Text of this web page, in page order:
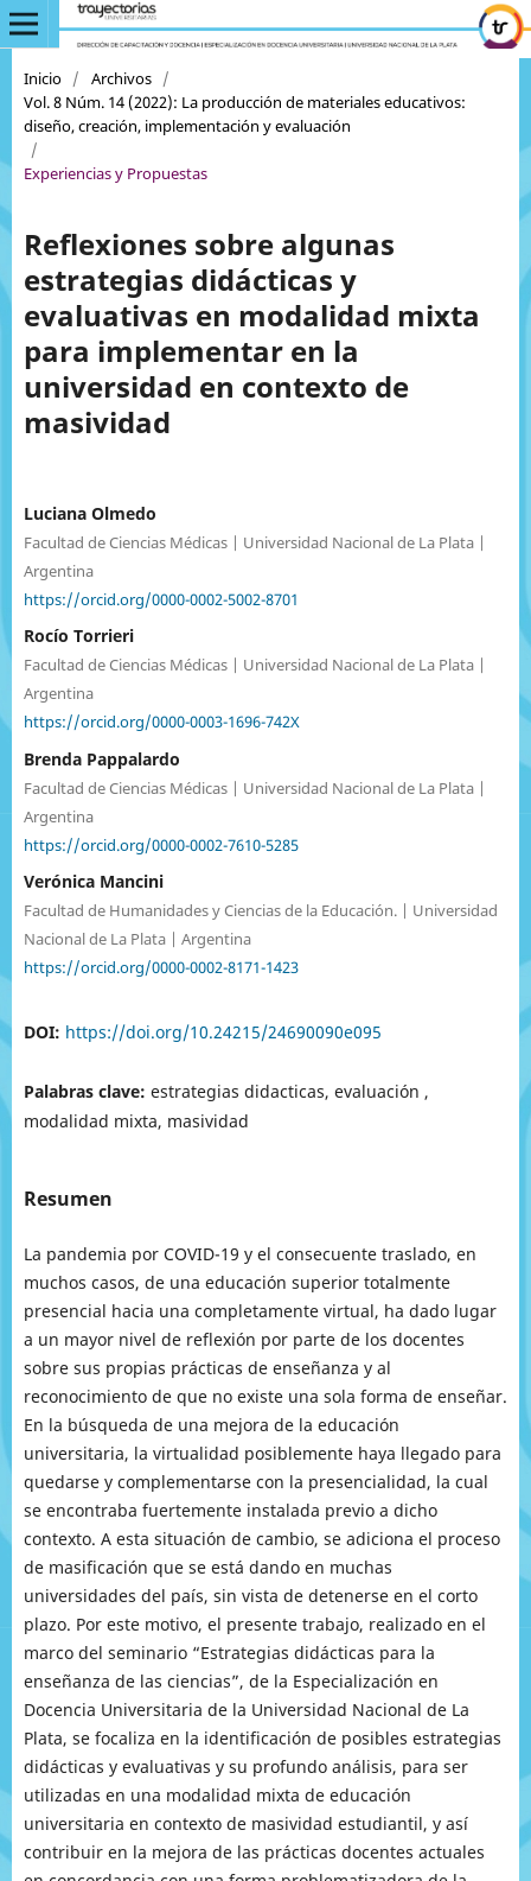
Inicio / Archivos /
Vol. 8 Núm. 14 (2022): La producción de materiales educativos:
diseño, creación, implementación y evaluación
/
Experiencias y Propuestas
Reflexiones sobre algunas
estrategias didácticas y
evaluativas en modalidad mixta
para implementar en la
universidad en contexto de
masividad
Luciana Olmedo
Facultad de Ciencias Médicas | Universidad Nacional de La Plata |
Argentina
https://orcid.org/0000-0002-5002-8701
Rocío Torrieri
Facultad de Ciencias Médicas | Universidad Nacional de La Plata |
Argentina
https://orcid.org/0000-0003-1696-742X
Brenda Pappalardo
Facultad de Ciencias Médicas | Universidad Nacional de La Plata |
Argentina
https://orcid.org/0000-0002-7610-5285
Verónica Mancini
Facultad de Humanidades y Ciencias de la Educación. | Universidad
Nacional de La Plata | Argentina
https://orcid.org/0000-0002-8171-1423
DOI: https://doi.org/10.24215/24690090e095
Palabras clave: estrategias didacticas, evaluación ,
modalidad mixta, masividad
Resumen
La pandemia por COVID-19 y el consecuente traslado, en
muchos casos, de una educación superior totalmente
presencial hacia una completamente virtual, ha dado lugar
a un mayor nivel de reflexión por parte de los docentes
sobre sus propias prácticas de enseñanza y al
reconocimiento de que no existe una sola forma de enseñar.
En la búsqueda de una mejora de la educación
universitaria, la virtualidad posiblemente haya llegado para
quedarse y complementarse con la presencialidad, la cual
se encontraba fuertemente instalada previo a dicho
contexto. A esta situación de cambio, se adiciona el proceso
de masificación que se está dando en muchas
universidades del país, sin vista de detenerse en el corto
plazo. Por este motivo, el presente trabajo, realizado en el
marco del seminario “Estrategias didácticas para la
enseñanza de las ciencias”, de la Especialización en
Docencia Universitaria de la Universidad Nacional de La
Plata, se focaliza en la identificación de posibles estrategias
didácticas y evaluativas y su profundo análisis, para ser
utilizadas en una modalidad mixta de educación
universitaria en contexto de masividad estudiantil, y así
contribuir en la mejora de las prácticas docentes actuales